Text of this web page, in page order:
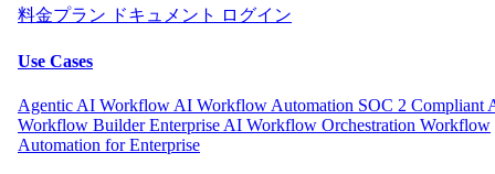
料金プラン ドキュメント ログイン
Use Cases
Agentic AI Workflow AI Workflow Automation SOC 2 Compliant
Workflow BuilderEnterprise AI Workflow Orchestration Workflow
Automation for Enterprise